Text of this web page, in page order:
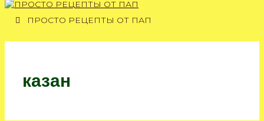
ПРОСТО РЕЦЕПТЫ ОТ ПАП
казан